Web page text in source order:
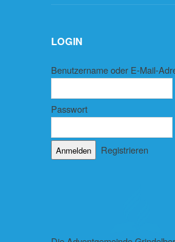
LOGIN
Benutzername oder E-Mail-
Passwort
Registrieren